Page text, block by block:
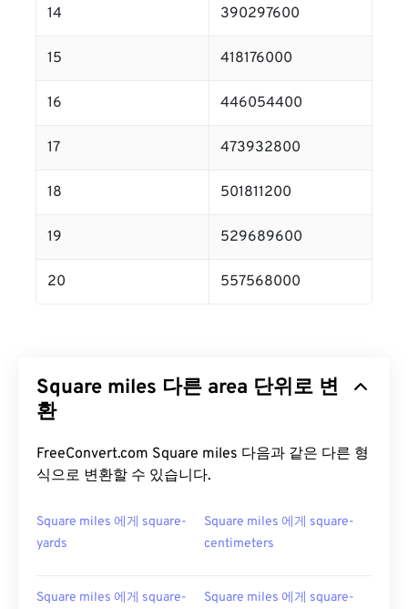
14 390297600
15 418176000
16 446054400
17 473932800
18 501811200
19 529689600
20 557568000
Square miles 다른 area 단위로 변
환
FreeConvert.com Square miles 다음과 같은 다른 형
식으로 변환할 수 있습니다.
Square miles 에게 square-
yards
Square miles 에게 square-
centimeters
Square miles 에게 square- Square miles 에게 square-